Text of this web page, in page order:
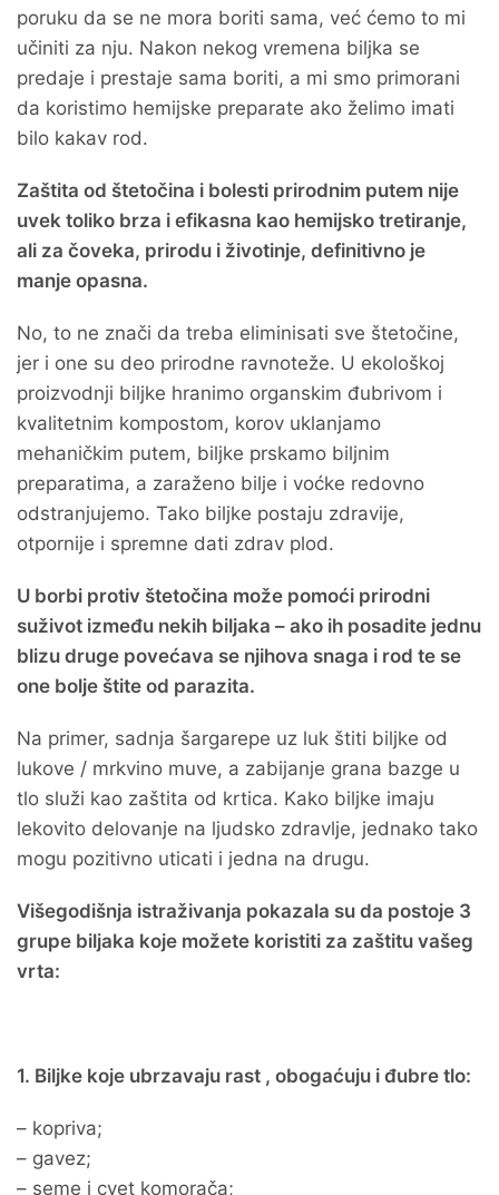
poruku da se ne mora boriti sama, već ćemo to mi
učiniti za nju. Nakon nekog vremena biljka se
predaje i prestaje sama boriti, a mi smo primorani
da koristimo hemijske preparate ako želimo imati
bilo kakav rod.
Zaštita od štetočina i bolesti prirodnim putem nije
uvek toliko brza i efikasna kao hemijsko tretiranje,
ali za čoveka, prirodu i životinje, definitivno je
manje opasna.
No, to ne znači da treba eliminisati sve štetočine,
jer i one su deo prirodne ravnoteže. U ekološkoj
proizvodnji biljke hranimo organskim đubrivom i
kvalitetnim kompostom, korov uklanjamo
mehaničkim putem, biljke prskamo biljnim
preparatima, a zaraženo bilje i voćke redovno
odstranjujemo. Tako biljke postaju zdravije,
otpornije i spremne dati zdrav plod.
U borbi protiv štetočina može pomoći prirodni
suživot između nekih biljaka – ako ih posadite jednu
blizu druge povećava se njihova snaga i rod te se
one bolje štite od parazita.
Na primer, sadnja šargarepe uz luk štiti biljke od
lukove / mrkvino muve, a zabijanje grana bazge u
tlo služi kao zaštita od krtica. Kako biljke imaju
lekovito delovanje na ljudsko zdravlje, jednako tako
mogu pozitivno uticati i jedna na drugu.
Višegodišnja istraživanja pokazala su da postoje 3
grupe biljaka koje možete koristiti za zaštitu vašeg
vrta:
1. Biljke koje ubrzavaju rast , obogaćuju i đubre tlo:
– kopriva;
– gavez;
– seme i cvet komorača;